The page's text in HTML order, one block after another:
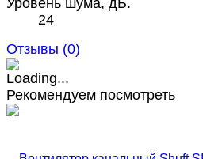
24
Отзывы (0)
Рекомендуем посмотреть